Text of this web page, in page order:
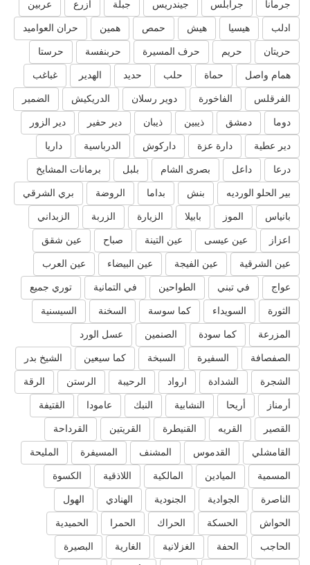
جرمانا جرابلس جيندريس جبلة ازرع عربين
ادلب هيسيا هيش حمص همين حران العواميد
حريتان حريم حرف المسيرة حربنفسة حرستا
همام واصل حماة حلب حديد الهدير غباغب
الفرقلس الفاخورة دوير رسلان الدريكيش الضمير
دوما دمشق ذيبين ذيبان دير حفير دير الزور
دير عطية دارة عزة داركوش الدرباسية داريا
درعا داعل بصرى الشام بلبل برمانات المشايخ
بير الحلو الورديه بنش بداما الروضة بري الشرقي
بانياس الموز بابيلا الزيارة الزربة الزبداني
اعزاز عين عيسى عين التينة صباح عين شقق
عين الشرقية عين الفيجة عين البيضاء عين العرب
عواج في تبني الطواحين في التمانية توري جميع
الثورة السويداء كما سوسة السخنة السيسنية
المزرعة كما سودة الصنمين عسل الورد
الصفصافة السفيرة السبخة كما سيعين الشيخ بدر
الشجرة الشدادة ارواد الرحيبة الرستن الرقة
أرمناز أريحا النشابية النبك عامودا القتيفة
القصير القريه القنيطرة القريتين القرداحة
القامشلي القدموس المشنف المسيفرة المليحة
المسمية الميادين المالكية اللاذقية الكسوة
الناصرة الجوادية الجنودية الهنادي الهول
الحواش الحسكة الحراك الحمرا الحميدية
الحاجب الحفة الغزلانية الغارية البصيرة